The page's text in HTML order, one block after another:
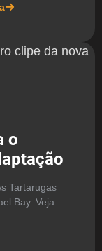
o
Tartarugas
Bay. Veja